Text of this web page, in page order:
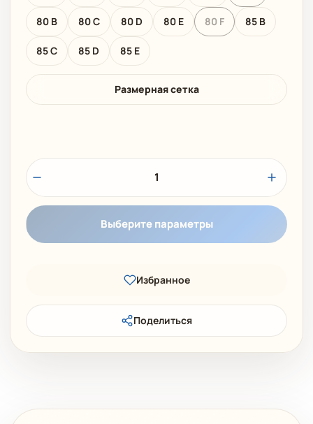
80 B 80 C 80 D 80 E 80 F 85 B
85 C 85 D 85 E
Размерная сетка
1
Выберите параметры
Избранное
Поделиться